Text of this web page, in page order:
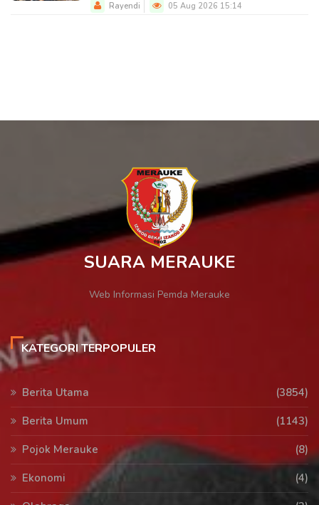
Rayendi 05 Aug 2026 15:14
SUARA MERAUKE
Web Informasi Pemda Merauke
KATEGORI TERPOPULER
Berita Utama
(3854)
Berita Umum
(1143)
Pojok Merauke
(8)
Ekonomi
(4)